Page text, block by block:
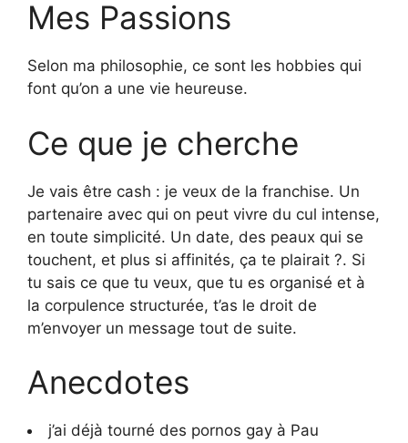
Mes Passions
Selon ma philosophie, ce sont les hobbies qui
font qu’on a une vie heureuse.
Ce que je cherche
Je vais être cash : je veux de la franchise. Un
partenaire avec qui on peut vivre du cul intense,
en toute simplicité. Un date, des peaux qui se
touchent, et plus si affinités, ça te plairait ?. Si
tu sais ce que tu veux, que tu es organisé et à
la corpulence structurée, t’as le droit de
m’envoyer un message tout de suite.
Anecdotes
j’ai déjà tourné des pornos gay à Pau